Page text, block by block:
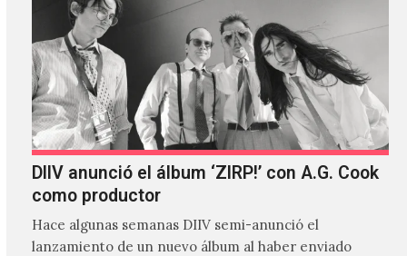
DIIV anunció el álbum ‘ZIRP!’ con A.G. Cook
como productor
Hace algunas semanas DIIV semi-anunció el
lanzamiento de un nuevo álbum al haber enviado